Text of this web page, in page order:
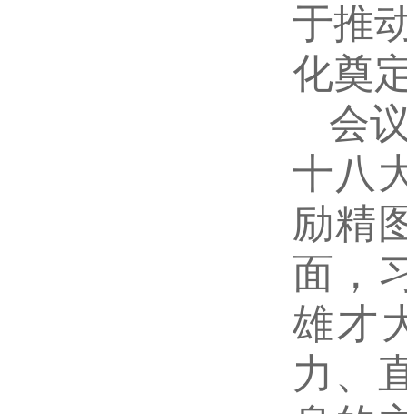
于推
化奠
会
十八
励精
面，
雄才
力、